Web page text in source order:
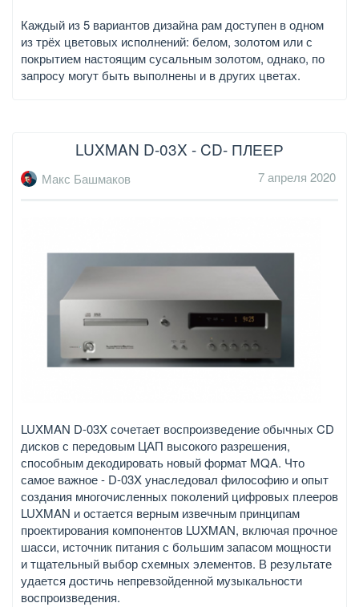
Каждый из 5 вариантов дизайна рам доступен в одном
из трёх цветовых исполнений: белом, золотом или с
покрытием настоящим сусальным золотом, однако, по
запросу могут быть выполнены и в других цветах.
LUXMAN D-03X - CD- ПЛЕЕР
Макс Башмаков 7 апреля 2020
LUXMAN D-03X сочетает воспроизведение обычных CD
дисков с передовым ЦАП высокого разрешения,
способным декодировать новый формат MQA. Что
самое важное - D-03X унаследовал философию и опыт
создания многочисленных поколений цифровых плееров
LUXMAN и остается верным извечным принципам
проектирования компонентов LUXMAN, включая прочное
шасси, источник питания с большим запасом мощности
и тщательный выбор схемных элементов. В результате
удается достичь непревзойденной музыкальности
воспроизведения.